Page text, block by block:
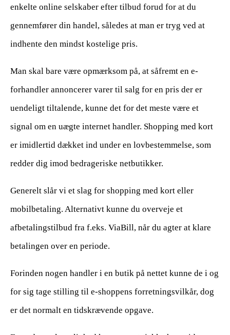
enkelte online selskaber efter tilbud forud for at du
gennemfører din handel, således at man er tryg ved at
indhente den mindst kostelige pris.
Man skal bare være opmærksom på, at såfremt en e-
forhandler annoncerer varer til salg for en pris der er
uendeligt tiltalende, kunne det for det meste være et
signal om en uægte internet handler. Shopping med kort
er imidlertid dækket ind under en lovbestemmelse, som
redder dig imod bedrageriske netbutikker.
Generelt slår vi et slag for shopping med kort eller
mobilbetaling. Alternativt kunne du overveje et
afbetalingstilbud fra f.eks. ViaBill, når du agter at klare
betalingen over en periode.
Forinden nogen handler i en butik på nettet kunne de i og
for sig tage stilling til e-shoppens forretningsvilkår, dog
er det normalt en tidskrævende opgave.